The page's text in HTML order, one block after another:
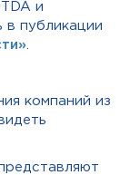
и
в публикации
компаний из